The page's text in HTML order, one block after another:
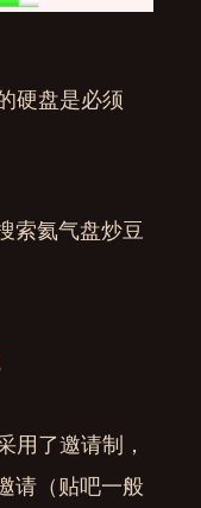
硬盘是必须
索氦气盘炒豆
用了邀请制，
请（贴吧一般